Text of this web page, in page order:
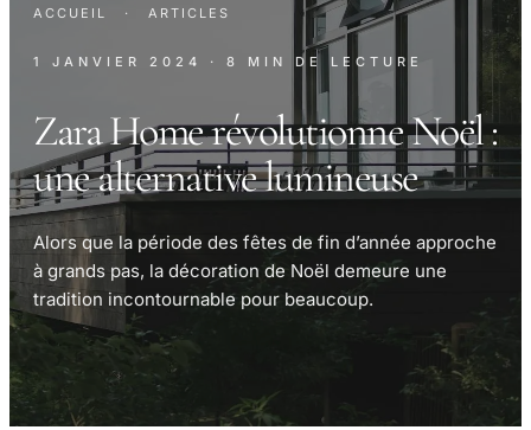
ACCUEIL · ARTICLES
1 JANVIER 2024 · 8 MIN DE LECTURE
Zara Home révolutionne Noël :
une alternative lumineuse
Alors que la période des fêtes de fin d’année approche
à grands pas, la décoration de Noël demeure une
tradition incontournable pour beaucoup.